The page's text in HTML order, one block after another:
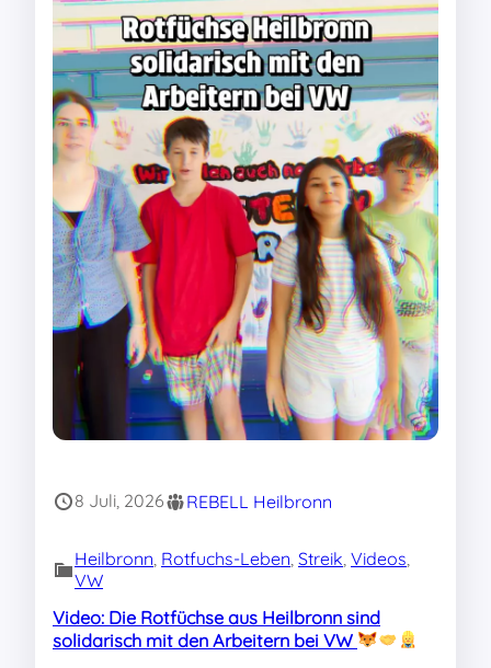
8 Juli, 2026 REBELL Heilbronn
Heilbronn Rotfuchs-Leben Streik Videos
VW
Video: Die Rotfüchse aus Heilbronn sind
solidarisch mit den Arbeitern bei VW